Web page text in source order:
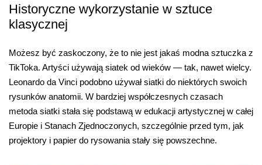
Historyczne wykorzystanie w sztuce
klasycznej
Możesz być zaskoczony, że to nie jest jakaś modna sztuczka z
TikToka. Artyści używają siatek od wieków — tak, nawet wielcy.
Leonardo da Vinci podobno używał siatki do niektórych swoich
rysunków anatomii. W bardziej współczesnych czasach
metoda siatki stała się podstawą w edukacji artystycznej w całej
Europie i Stanach Zjednoczonych, szczególnie przed tym, jak
projektory i papier do rysowania stały się powszechne.